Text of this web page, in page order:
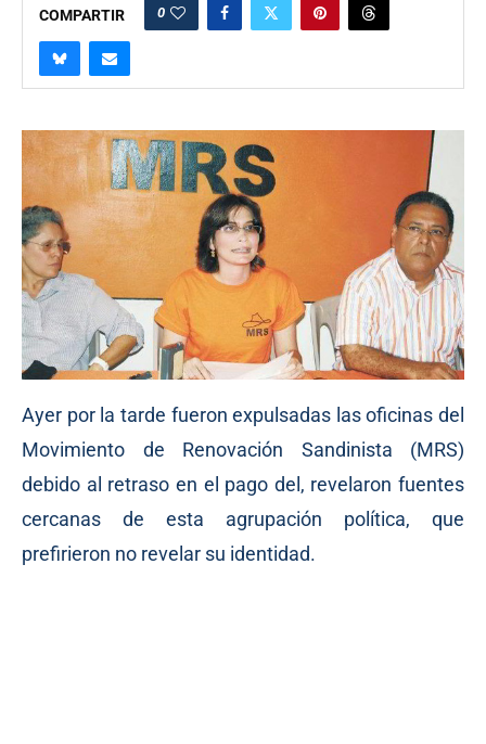
COMPARTIR 0
Ayer por la tarde fueron expulsadas las oficinas del
Movimiento de Renovación Sandinista (MRS)
debido al retraso en el pago del, revelaron fuentes
cercanas de esta agrupación política, que
prefirieron no revelar su identidad.